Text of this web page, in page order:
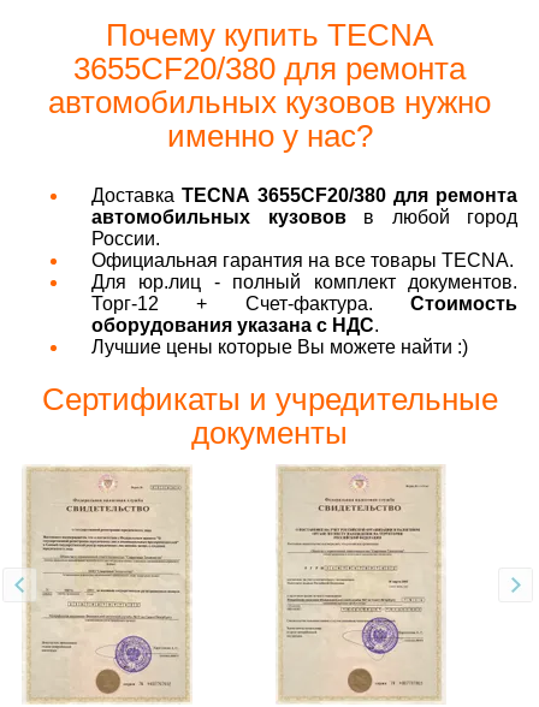
Почему купить TECNA
3655CF20/380 для ремонта
автомобильных кузовов нужно
именно у нас?
ДоставкаTECNA 3655CF20/380 для ремонта
автомобильных кузововв любой город
России.
Официальная гарантия на все товары TECNA.
Для юр.лиц - полный комплект документов.
Торг-12 + Счет-фактура. Стоимость
оборудования указана с НДС.
Лучшие цены которые Вы можете найти :)
Сертификаты и учредительные
документы